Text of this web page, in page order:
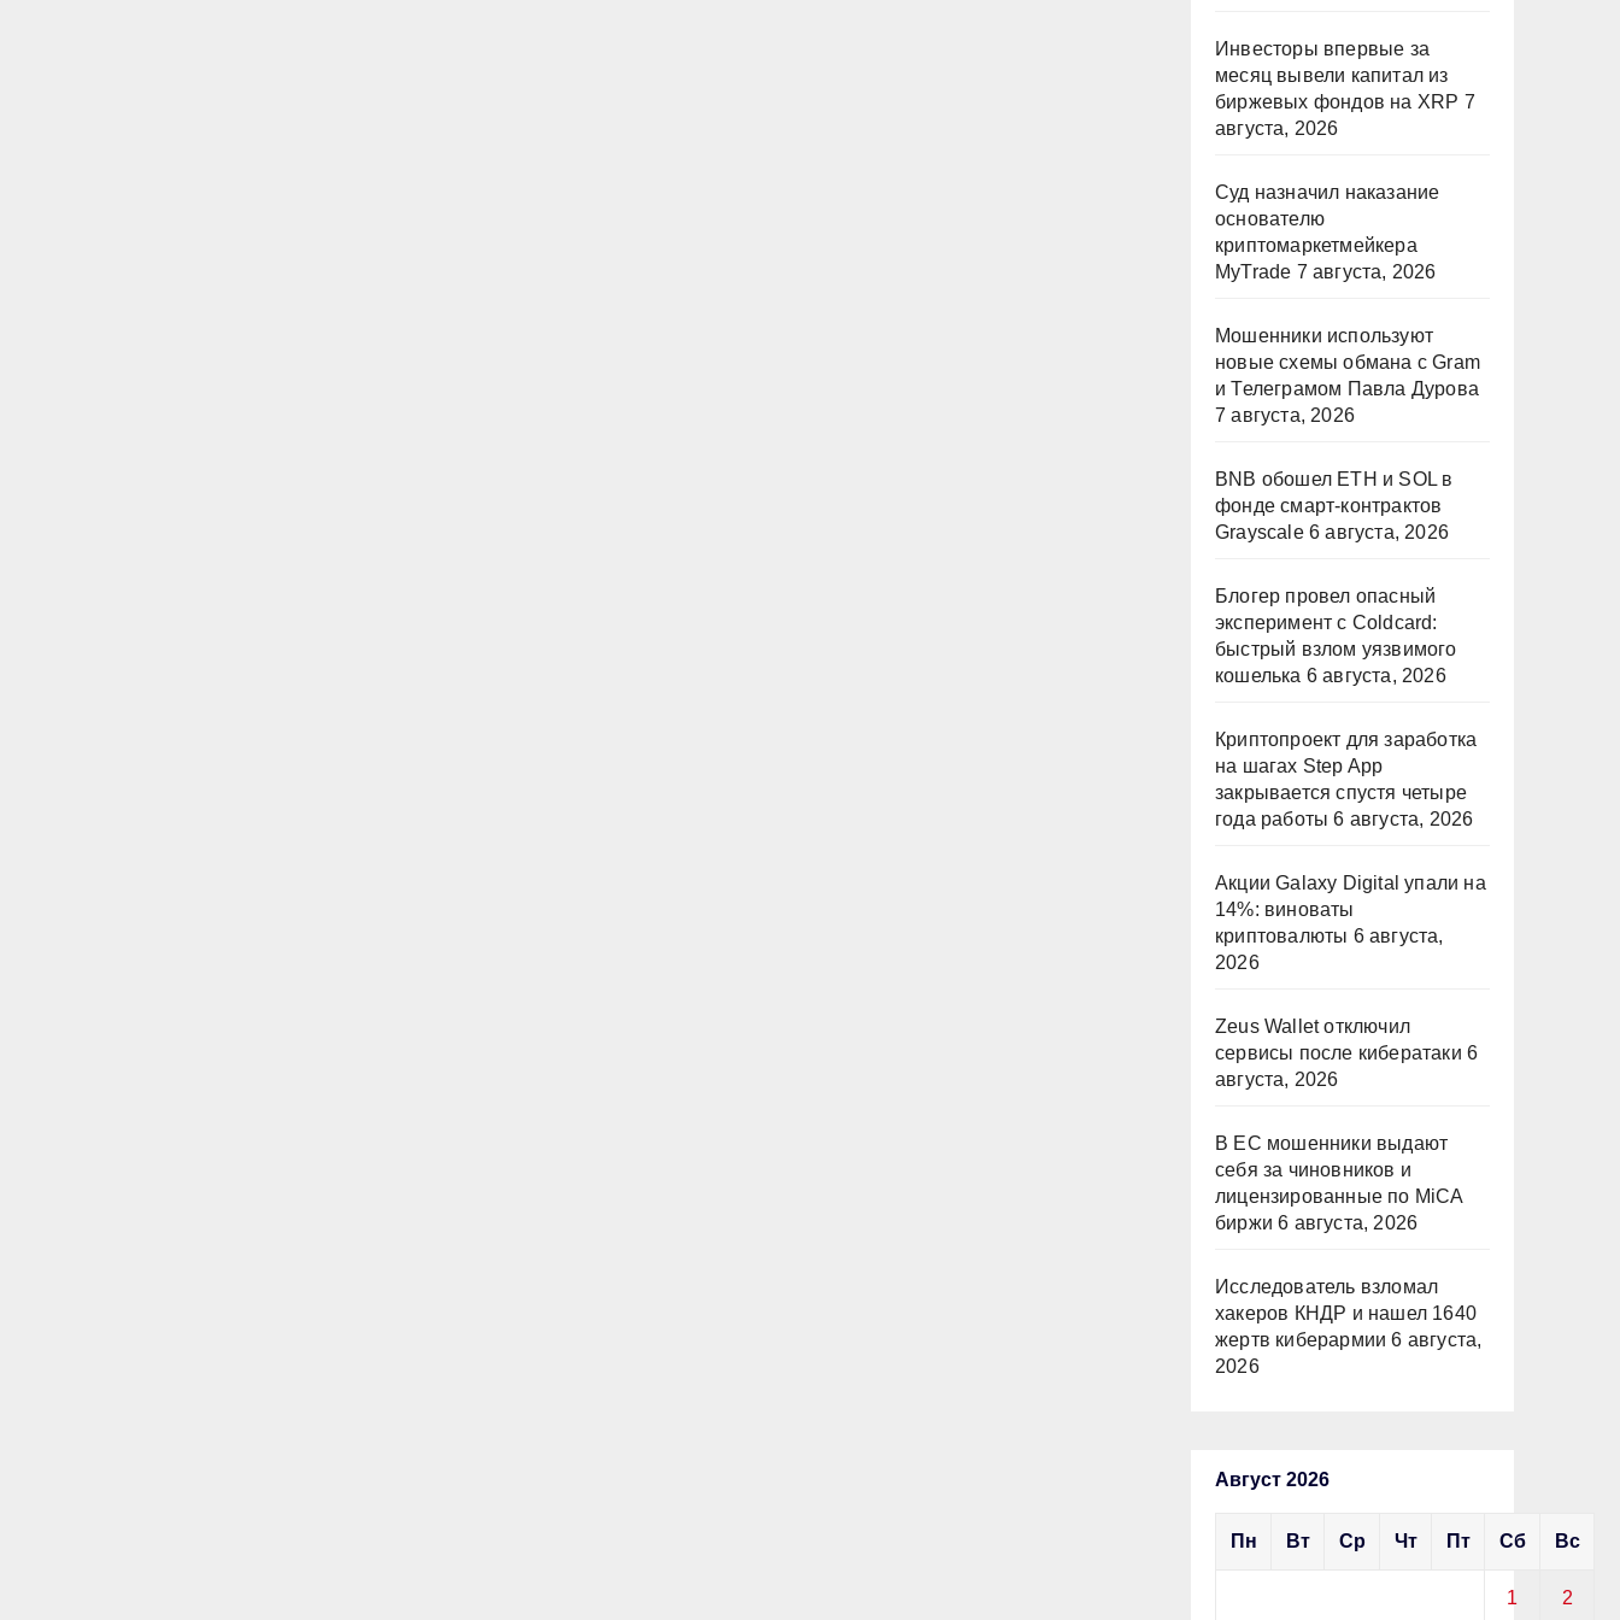
Инвесторы впервые за
месяц вывели капитал из
биржевых фондов на XRP 7
августа, 2026
Суд назначил наказание
основателю
криптомаркетмейкера
MyTrade 7 августа, 2026
Мошенники используют
новые схемы обмана с Gram
и Телеграмом Павла Дурова
7 августа, 2026
BNB обошел ETH и SOL в
фонде смарт-контрактов
Grayscale 6 августа, 2026
Блогер провел опасный
эксперимент с Coldcard:
быстрый взлом уязвимого
кошелька 6 августа, 2026
Криптопроект для заработка
на шагах Step App
закрывается спустя четыре
года работы 6 августа, 2026
Акции Galaxy Digital упали на
14%: виноваты
криптовалюты 6 августа,
2026
Zeus Wallet отключил
сервисы после кибератаки 6
августа, 2026
В ЕС мошенники выдают
себя за чиновников и
лицензированные по MiCA
биржи 6 августа, 2026
Исследователь взломал
хакеров КНДР и нашел 1640
жертв киберармии 6 августа,
2026
Август 2026
Пн Вт Ср Чт Пт Сб Вс
1 2